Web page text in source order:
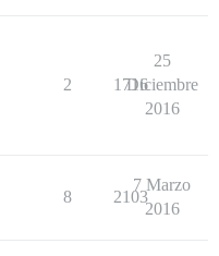
2 1716
25
Diciembre
2016
8 2103
7 Marzo
2016